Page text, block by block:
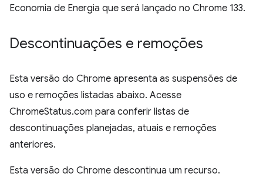
Economia de Energia que será lançado no Chrome 133.
Descontinuações e remoções
Esta versão do Chrome apresenta as suspensões de
uso e remoções listadas abaixo. Acesse
ChromeStatus.com para conferir listas de
descontinuações planejadas, atuais e remoções
anteriores.
Esta versão do Chrome descontinua um recurso.